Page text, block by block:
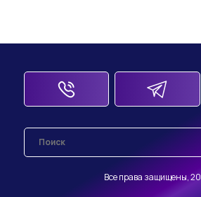
Все права защищены,